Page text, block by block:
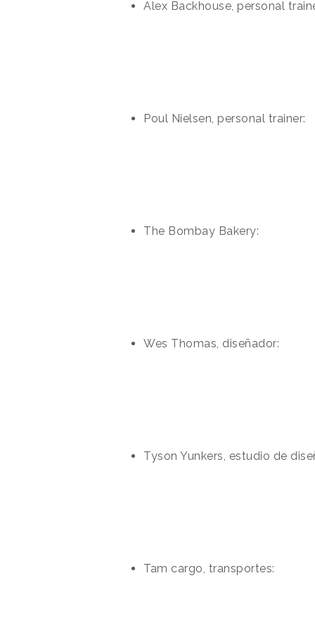
Alex Backhouse, personal
Poul Nielsen, personal trainer:
The Bombay Bakery:
Wes Thomas, diseñador:
Tyson Yunkers, estudio de
Tam cargo, transportes: